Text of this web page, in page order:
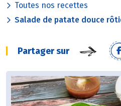
Toutes nos recettes
Salade de patate douce
Partager sur